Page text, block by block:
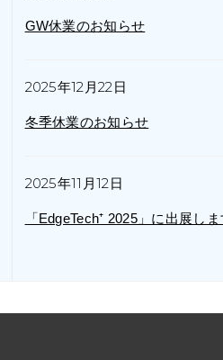
GW休業のお知らせ
2025年12月22日
冬季休業のお知らせ
2025年11月12日
「EdgeTech⁺ 2025」に出展しま